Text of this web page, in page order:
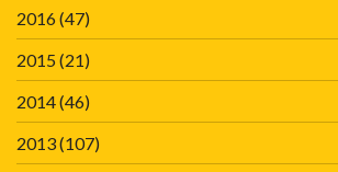
2016(47)
2015(21)
2014(46)
2013(107)